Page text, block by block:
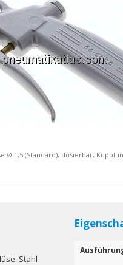
Ø 1,5 (Standard), dosierbar,
Stahl